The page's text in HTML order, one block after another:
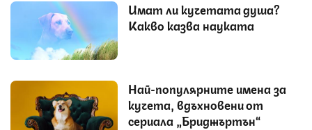
Имат ли кучетата душа?
Какво казва науката
Най-популярните имена за
кучета, вдъхновени от
сериала „Бриджъртън“